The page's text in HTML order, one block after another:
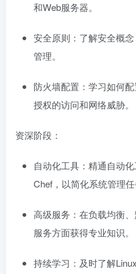
和Web服务器。
安全原则：了解安全概
管理。
防火墙配置：学习如何
授权的访问和网络威胁。
资深阶段：
自动化工具：精通自动
Chef，以简化系统管理任
高级服务：在负载均衡
服务方面获得专业知识。
持续学习：及时了解